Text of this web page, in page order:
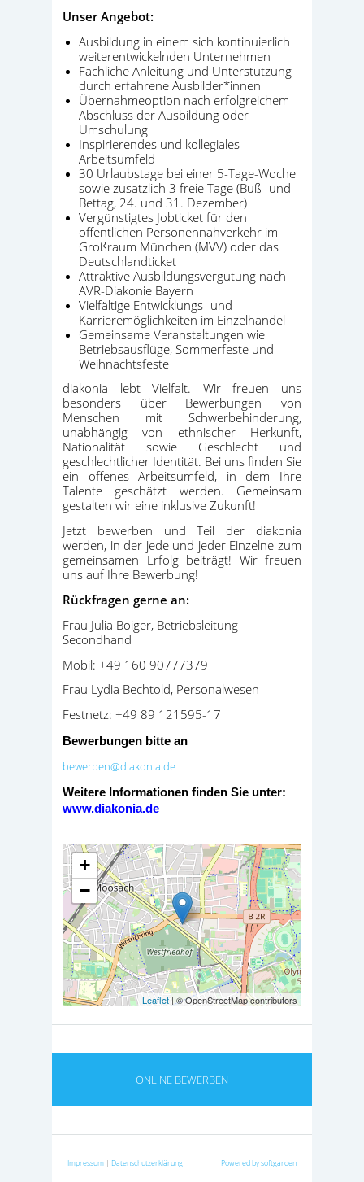
Unser Angebot:
Ausbildung in einem sich kontinuierlich
weiterentwickelnden Unternehmen
Fachliche Anleitung und Unterstützung
durch erfahrene Ausbilder*innen
Übernahmeoption nach erfolgreichem
Abschluss der Ausbildung oder
Umschulung
Inspirierendes und kollegiales
Arbeitsumfeld
30 Urlaubstage bei einer 5-Tage-Woche
sowie zusätzlich 3 freie Tage (Buß- und
Bettag, 24. und 31. Dezember)
Vergünstigtes Jobticket für den
öffentlichen Personennahverkehr im
Großraum München (MVV) oder das
Deutschlandticket
Attraktive Ausbildungsvergütung nach
AVR-Diakonie Bayern
Vielfältige Entwicklungs- und
Karrieremöglichkeiten im Einzelhandel
Gemeinsame Veranstaltungen wie
Betriebsausflüge, Sommerfeste und
Weihnachtsfeste
diakonia lebt Vielfalt. Wir freuen uns
besonders über Bewerbungen von
Menschen mit Schwerbehinderung,
unabhängig von ethnischer Herkunft,
Nationalität sowie Geschlecht und
geschlechtlicher Identität. Bei uns finden Sie
ein offenes Arbeitsumfeld, in dem Ihre
Talente geschätzt werden. Gemeinsam
gestalten wir eine inklusive Zukunft!
Jetzt bewerben und Teil der diakonia
werden, in der jede und jeder Einzelne zum
gemeinsamen Erfolg beiträgt! Wir freuen
uns auf Ihre Bewerbung!
Rückfragen gerne an:
Frau Julia Boiger, Betriebsleitung
Secondhand
Mobil: +49 160 90777379
Frau Lydia Bechtold, Personalwesen
Festnetz: +49 89 121595-17
Bewerbungen bitte an
bewerben@diakonia.de
Weitere Informationen finden Sie unter:
www.diakonia.de
+
−
Leaflet | © OpenStreetMap contributors
ONLINE BEWERBEN
Impressum | Datenschutzerklärung Powered by softgarden